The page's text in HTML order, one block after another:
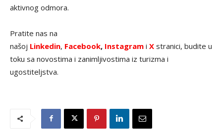
aktivnog odmora.
Pratite nas na
našoj Linkedin, Facebook, Instagram i X stranici, budite u
toku sa novostima i zanimljivostima iz turizma i
ugostiteljstva.